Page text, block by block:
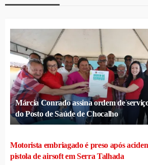
Márcia Conrado assina ordem de
do Posto de Saúde de Chocalho
Motorista embriagado é preso após
pistola de airsoft em Serra Talhada